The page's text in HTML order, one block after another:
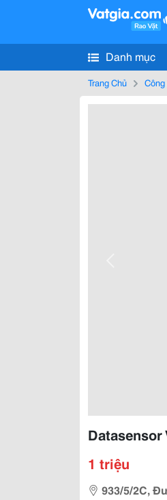
Danh mục
Trang Chủ
Datasensor
1 triệu
933/5/2C,